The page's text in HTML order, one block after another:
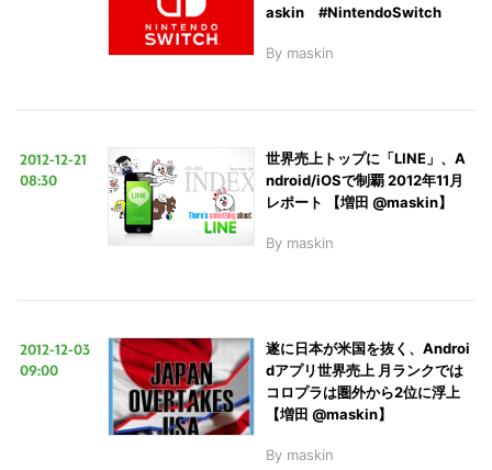
askin #NintendoSwitch
By maskin
2012-12-21
08:30
世界売上トップに「LINE」、A
ndroid/iOSで制覇 2012年11月
レポート 【増田 @maskin】
By maskin
2012-12-03
09:00
遂に日本が米国を抜く、Androi
dアプリ世界売上 月ランクでは
コロプラは圏外から2位に浮上
【増田 @maskin】
By maskin